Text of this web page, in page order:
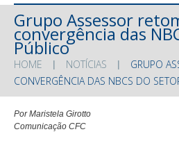
Grupo Assessor
convergência das
Público
HOME NOTÍCIAS
GRUPO
CONVERGÊNCIA DAS NBCS DO
Por Maristela Girotto
Comunicação CFC